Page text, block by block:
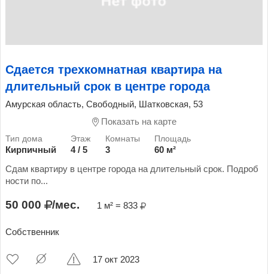
Сдается трехкомнатная квартира на
длительный срок в центре города
Амурская область, Свободный, Шатковская, 53
Показать на карте
Кирпичный 4 / 5 3
60 м²
Сдам квартиру в центре города на длительный срок. Подроб
ности по...
50 000 /мес. 1 м² = 833
Собственник
17 окт 2023